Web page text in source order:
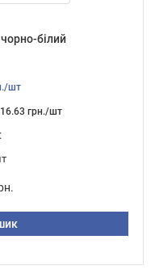
білий
шт
грн./шт